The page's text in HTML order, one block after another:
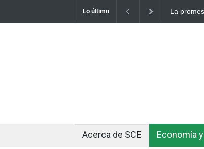
Lo último
La promesa oficial de un
Acerca de SCE Economía